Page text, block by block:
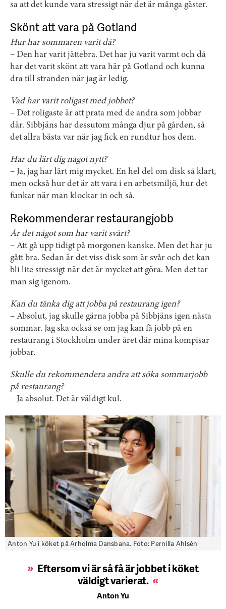
sa att det kunde vara stressigt när det är många gäster.
Skönt att vara på Gotland
Hur har sommaren varit då?
– Den har varit jättebra. Det har ju varit varmt och då
har det varit skönt att vara här på Gotland och kunna
dra till stranden när jag är ledig.
Vad har varit roligast med jobbet?
– Det roligaste är att prata med de andra som jobbar
där. Sibbjäns har dessutom många djur på gården, så
det allra bästa var när jag fick en rundtur hos dem.
Har du lärt dig något nytt?
– Ja, jag har lärt mig mycket. En hel del om disk så klart,
men också hur det är att vara i en arbetsmiljö, hur det
funkar när man klockar in och så.
Rekommenderar restaurangjobb
Är det något som har varit svårt?
– Att gå upp tidigt på morgonen kanske. Men det har ju
gått bra. Sedan är det viss disk som är svår och det kan
bli lite stressigt när det är mycket att göra. Men det tar
man sig igenom.
Kan du tänka dig att jobba på restaurang igen?
– Absolut, jag skulle gärna jobba på Sibbjäns igen nästa
sommar. Jag ska också se om jag kan få jobb på en
restaurang i Stockholm under året där mina kompisar
jobbar.
Skulle du rekommendera andra att söka sommarjobb
på restaurang?
– Ja absolut. Det är väldigt kul.
Anton Yu i köket på Arholma Dansbana. Foto: Pernilla Ahlsén
Eftersom vi är så få är jobbet i köket
väldigt varierat.
Anton Yu